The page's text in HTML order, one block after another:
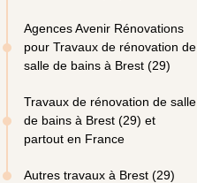
Agences Avenir Rénovations
pour Travaux de rénovation de
salle de bains à Brest (29)
Travaux de rénovation de salle
de bains à Brest (29) et
partout en France
Autres travaux à Brest (29)